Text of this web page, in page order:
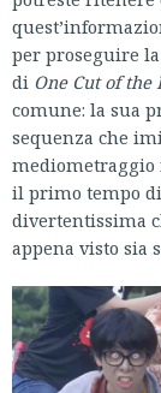
per proseguire
di One Cut of the
comune: la sua
sequenza che
mediometraggio
il primo tempo
divertentissima
appena visto sia